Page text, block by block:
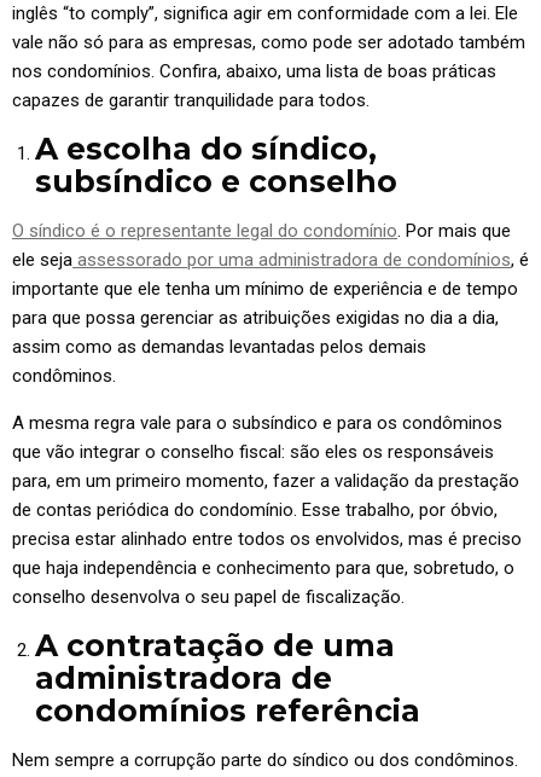
inglês “to comply”, significa agir em conformidade com a lei. Ele
vale não só para as empresas, como pode ser adotado também
nos condomínios. Confira, abaixo, uma lista de boas práticas
capazes de garantir tranquilidade para todos.
A escolha do síndico,
subsíndico e conselho
O síndico é o representante legal do condomínio. Por mais que
ele seja assessorado por uma administradora de condomínios, é
importante que ele tenha um mínimo de experiência e de tempo
para que possa gerenciar as atribuições exigidas no dia a dia,
assim como as demandas levantadas pelos demais
condôminos.
A mesma regra vale para o subsíndico e para os condôminos
que vão integrar o conselho fiscal: são eles os responsáveis
para, em um primeiro momento, fazer a validação da prestação
de contas periódica do condomínio. Esse trabalho, por óbvio,
precisa estar alinhado entre todos os envolvidos, mas é preciso
que haja independência e conhecimento para que, sobretudo, o
conselho desenvolva o seu papel de fiscalização.
A contratação de uma
administradora de
condomínios referência
Nem sempre a corrupção parte do síndico ou dos condôminos.